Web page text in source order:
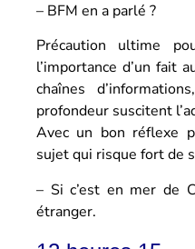
– BFM en a parlé ?
Précaution ultime
l’importance d’un fait
chaînes
profondeur suscitent
Avec un bon réflexe
sujet qui risque fort de
– Si c’est en mer de
étranger.